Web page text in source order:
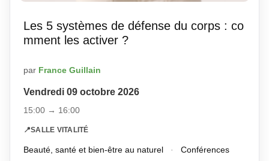
Les 5 systèmes de défense du corps : co
mment les activer ?
par France Guillain
Vendredi 09 octobre 2026
15:00 → 16:00
📍SALLE VITALITÉ
Beauté, santé et bien-être au naturel · Conférences